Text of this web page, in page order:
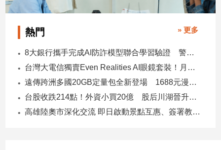
親
情
藝
術
文
熱門 » 更多
8大銀行攜手完成AI防詐模型聯合學習驗證 警示帳戶準確度提升2倍
台灣大電信獨賣Even Realities AI眼鏡套裝！月付1399元 專案價3990
遠傳跨洲多國20GB定量包全新登場 1688元漫遊逾百國家！
台股收跌214點！外資小買20億 股后川湖晉升萬金股
高雄陸奧市深化交流 即日啟動景點互惠、簽署教育合作MOU